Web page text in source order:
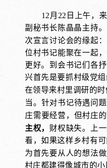
12月22日上午，
副秘书长陈晶晶主持。
次宣言讨论会的缘起：
位村书记能聚在一起
更好。到会书记们各
兴首先是要抓村级党
在领导来村里调研的
当。针对书记待遇问
庄需要经营，但村庄
主权， 财权缺失。上
看，如果这样乡村有
为首先要从人的想法
村庄都建得像城市的